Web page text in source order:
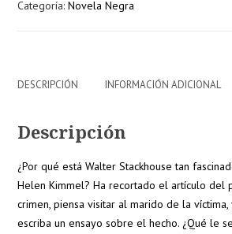
Categoría:Novela Negra
DESCRIPCIÓN INFORMACIÓN ADICIONAL
Descripción
¿Por qué está Walter Stackhouse tan
Helen Kimmel? Ha recortado el artículo del
crimen, piensa visitar al marido de la
escriba un ensayo sobre el hecho. ¿Qué le